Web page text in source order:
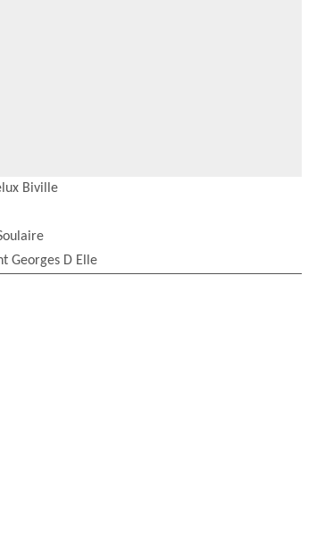
Biville
Georges D Elle